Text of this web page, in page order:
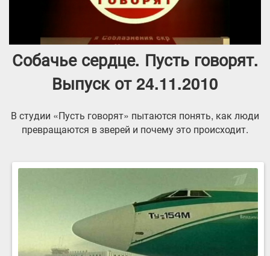
Собачье сердце. Пусть говорят.
Выпуск от 24.11.2010
В студии «Пусть говорят» пытаются понять, как люди
превращаются в зверей и почему это происходит.